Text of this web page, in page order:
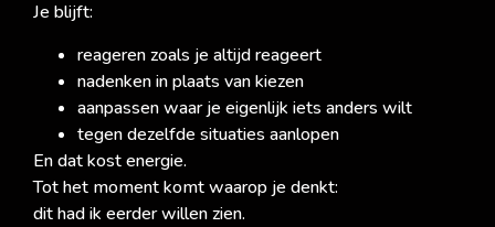
Je blijft:
reageren zoals je altijd reageert
nadenken in plaats van kiezen
aanpassen waar je eigenlijk iets anders wilt
tegen dezelfde situaties aanlopen
En dat kost energie.
Tot het moment komt waarop je denkt:
dit had ik eerder willen zien.